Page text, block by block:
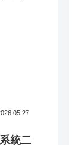
統二